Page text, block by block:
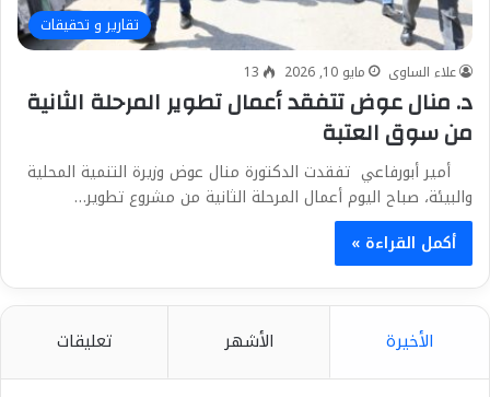
تقارير و تحقيقات
علاء الساوى مايو 10, 2026 13
د. منال عوض تتفقد أعمال تطوير المرحلة الثانية
من سوق العتبة
أمير أبورفاعي تفقدت الدكتورة منال عوض وزيرة التنمية المحلية
والبيئة، صباح اليوم أعمال المرحلة الثانية من مشروع تطوير…
أكمل القراءة »
الأخيرة الأشهر تعليقات